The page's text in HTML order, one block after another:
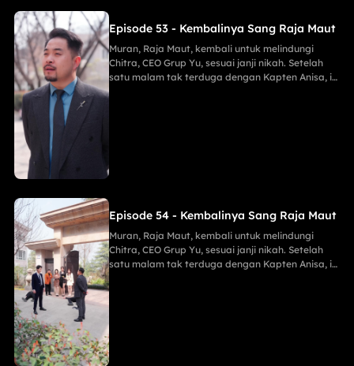
Episode 53 - Kembalinya Sang Raja Maut
Muran, Raja Maut, kembali untuk melindungi
Chitra, CEO Grup Yu, sesuai janji nikah. Setelah
satu malam tak terduga dengan Kapten Anisa, ia
menggagalkan pembunuh Maria, membongkar
Episode 54 - Kembalinya Sang Raja Maut
Muran, Raja Maut, kembali untuk melindungi
Chitra, CEO Grup Yu, sesuai janji nikah. Setelah
satu malam tak terduga dengan Kapten Anisa, ia
menggagalkan pembunuh Maria, membongkar
mata-mata Lani, dan menghancurkan konspirasi
Keluarga Han demi Proyek Sinar Anti-Kanker,
sang Naga, serta menghabisi Eko dengan
mudah.